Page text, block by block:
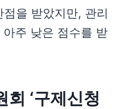
점을 받았지만, 관리
주 낮은 점수를 받
‘구제신청